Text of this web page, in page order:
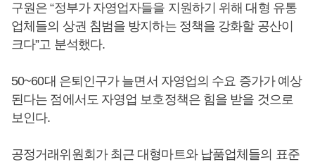
구원은 “정부가 자영업자들을 지원하기 위해 대형 유통
업체들의 상권 침범을 방지하는 정책을 강화할 공산이
크다”고 분석했다.
50~60대 은퇴인구가 늘면서 자영업의 수요 증가가 예상
된다는 점에서도 자영업 보호정책은 힘을 받을 것으로
보인다.
공정거래위원회가 최근 대형마트와 납품업체들의 표준